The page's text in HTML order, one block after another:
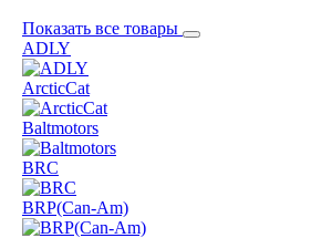
Показать все товары
ADLY
ArcticCat
Baltmotors
BRC
BRP(Can-Am)